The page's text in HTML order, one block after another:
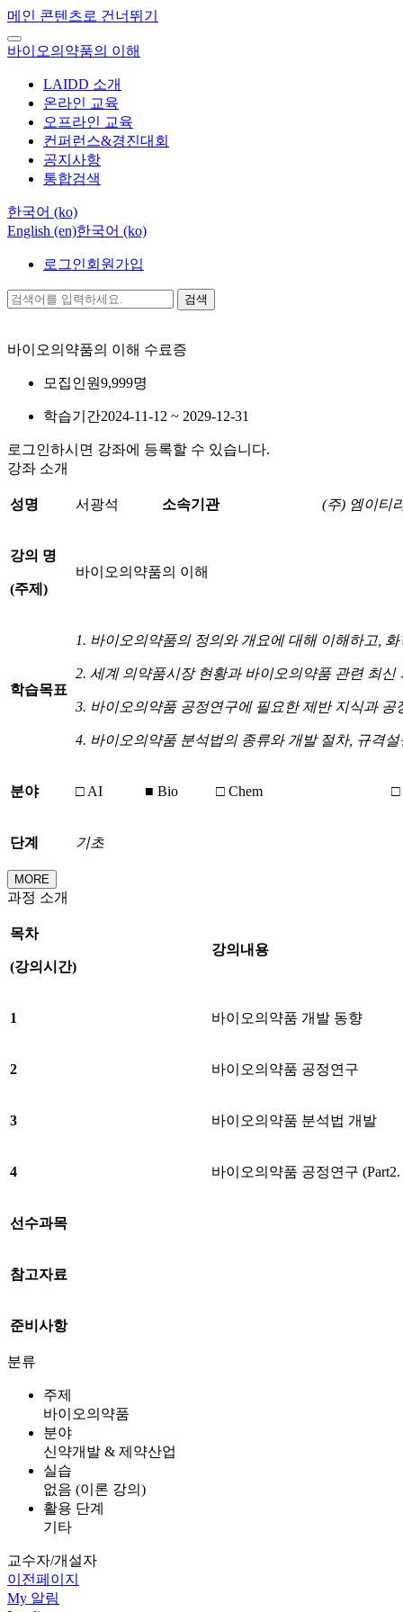
메인 콘텐츠로 건너뛰기
바이오의약품의 이해
LAIDD 소개
온라인 교육
오프라인 교육
컨퍼런스&경진대회
공지사항
통합검색
한국어 ‎(ko)‎
English ‎(en)‎한국어 ‎(ko)‎
로그인회원가입
검색
바이오의약품의 이해 수료증
모집인원9,999명
학습기간2024-11-12 ~ 2029-12-31
로그인하시면 강좌에 등록할 수 있습니다.
강좌 소개
성명 서광석 소속기관 (주) 엠이티
강의 명
(주제 )
바이오의약품의 이해
학습목표
1. 바이오의약품의 정의와 개요에 대해 이해하고,
2. 세계 의약품시장 현황과 바이오의약품 관련 최
3. 바이오의약품 공정연구에 필요한 제반 지식과
4. 바이오의약품 분석법의 종류와 개발 절차, 규격
분야 □ AI ■ Bio □ Chem □
단계 기초
MORE
과정 소개
목차
(강의시간)
강의내용
1 바이오의약품 개발 동향
2 바이오의약품 공정연구
3 바이오의약품 분석법 개발
4 바이오의약품 공정연구
선수과목
참고자료
준비사항
분류
주제
바이오의약품
분야
신약개발 & 제약산업
실습
없음 (이론 강의)
활용 단계
기타
교수자/개설자
이전페이지
My 알림